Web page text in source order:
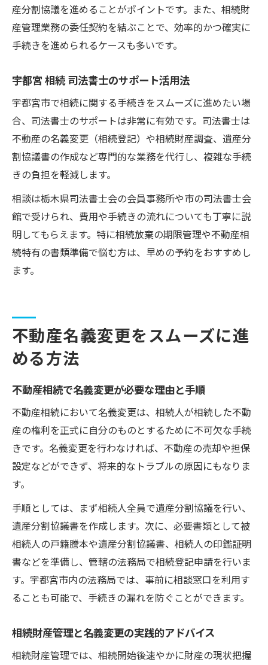
産分割協議を進めることがポイントです。また、相続財
産管理業務の委任契約を結ぶことで、効率的かつ確実に
手続きを進められるケースも多いです。
宇都宮 相続 司法書士のサポート活用法
宇都宮市で相続に関する手続きをスムーズに進めたい場
合、司法書士のサポートは非常に有効です。司法書士は
不動産の名義変更（相続登記）や相続財産調査、遺産分
割協議書の作成など専門的な業務を代行し、複雑な手続
きの負担を軽減します。
相談は栃木県司法書士会の会員事務所や市の司法書士会
館で受けられ、費用や手続きの流れについても丁寧に説
明してもらえます。特に相続放棄の期限管理や不動産相
続特有の書類準備で悩む方は、早めの予約をおすすめし
ます。
不動産名義変更をスムーズに進
める方法
不動産相続で名義変更が必要な理由と手順
不動産相続において名義変更は、相続人が相続した不動
産の権利を正式に自分のものとするために不可欠な手続
きです。名義変更を行わなければ、不動産の売却や担保
設定などができず、将来的なトラブルの原因にもなりま
す。
手順としては、まず相続人全員で遺産分割協議を行い、
遺産分割協議書を作成します。次に、必要書類として被
相続人の戸籍謄本や遺産分割協議書、相続人の印鑑証明
書などを準備し、管轄の法務局で相続登記申請を行いま
す。宇都宮市内の法務局では、事前に相談窓口を利用す
ることも可能で、手続きの漏れを防ぐことができます。
相続財産管理と名義変更の実践的アドバイス
相続財産管理では、相続開始後速やかに財産の現状把握